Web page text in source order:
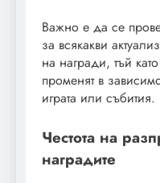
Важно е да се
за всякакви
на награди, тъй
променят в
играта или събития.
Честота на
наградите